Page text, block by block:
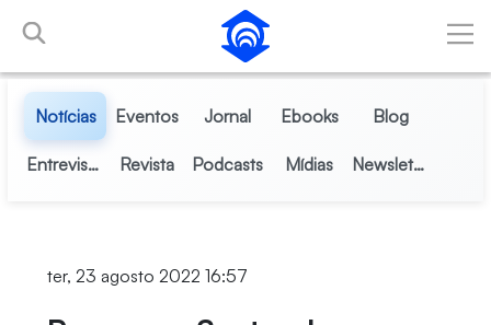
Pular para o Conteúdo principal
Notícias Eventos Jornal Ebooks Blog
Entrevistas Revista Podcasts Mídias Newsletter
ter, 23 agosto 2022 16:57